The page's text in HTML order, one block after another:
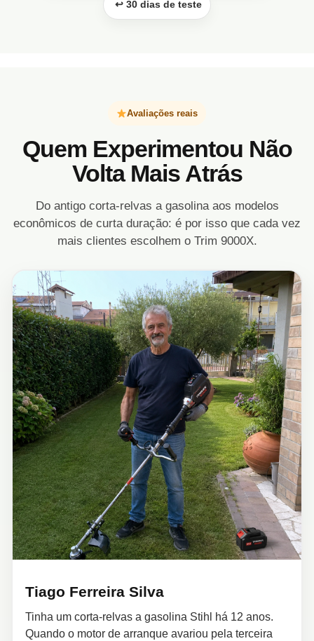
️ ↩ 30 dias de teste
Avaliações reais
Quem Experimentou Não
Volta Mais Atrás
Do antigo corta-relvas a gasolina aos modelos
econômicos de curta duração: é por isso que cada vez
mais clientes escolhem o Trim 9000X.
Tiago Ferreira Silva
Tinha um corta-relvas a gasolina Stihl há 12 anos.
Quando o motor de arranque avariou pela terceira